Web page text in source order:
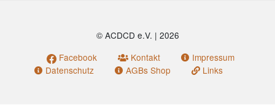
© ACDCD e.V. | 2026
Facebook
Kontakt
Impressum
Datenschutz
AGBs Shop Links